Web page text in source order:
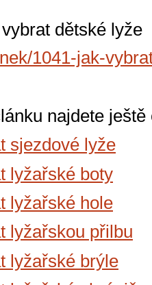
dětské lyže
1041-jak-
najdete ještě
sjezdové lyže
lyžařské boty
lyžařské hole
lyžařskou přilbu
lyžařské brýle